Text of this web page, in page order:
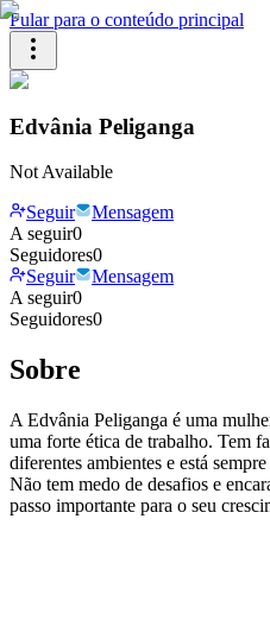
Pular para o conteúdo principal
Edvânia Peliganga
Not Available
Seguir
Mensagem
A seguir0
Seguidores0
Seguir
Mensagem
A seguir0
Seguidores0
Sobre
A Edvânia Peliganga é uma
uma forte ética de trabalho. Tem
diferentes ambientes e está
Não tem medo de desafios e
passo importante para o seu